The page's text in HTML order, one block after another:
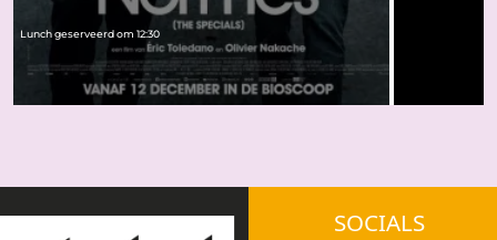
Lunch geserveerd om 12:30
SOCIALS